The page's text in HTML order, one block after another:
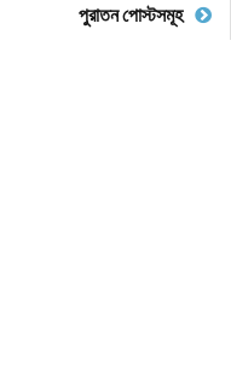
পুরাতন পোস্টসমূহ